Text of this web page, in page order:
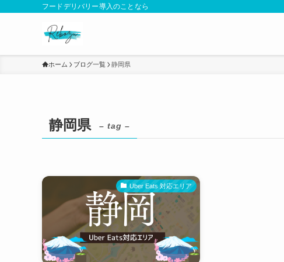
フードデリバリー導入のことなら
ホーム ブログ一覧 静岡県
静岡県 – tag –
Uber Eats 対応エリア